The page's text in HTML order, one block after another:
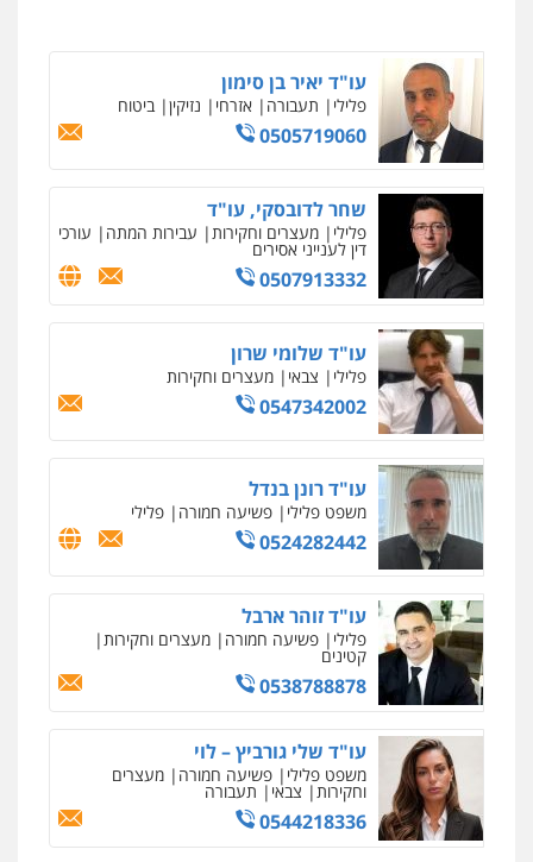
עו"ד יאיר בן סימון
פלילי תעבורה אזרחי נזיקין ביטוח
0505719060
שחר לדובסקי, עו"ד
פלילי מעצרים וחקירות עבירות המתה עורכי
דין לענייני אסירים
0507913332
עו"ד שלומי שרון
פלילי צבאי מעצרים וחקירות
0547342002
עו"ד רונן בנדל
משפט פלילי פשיעה חמורה פלילי
0524282442
עו"ד זוהר ארבל
פלילי פשיעה חמורה מעצרים וחקירות
קטינים
0538788878
עו"ד שלי גורביץ – לוי
משפט פלילי פשיעה חמורה מעצרים
וחקירות צבאי תעבורה
0544218336